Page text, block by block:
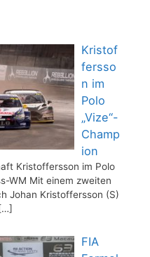
Kristof
fersso
n im
Polo
„Vize“-
Champ
ion
Kristoffersson im Polo
WM Mit einem zweiten
Johan Kristoffersson (S)
FIA